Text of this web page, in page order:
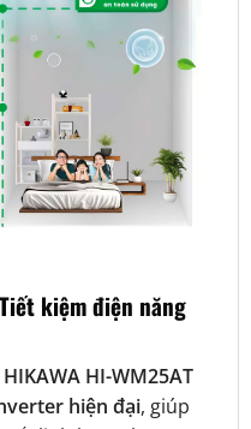
kiệm điện năng
HI-WM25AT
hiện đại, giúp